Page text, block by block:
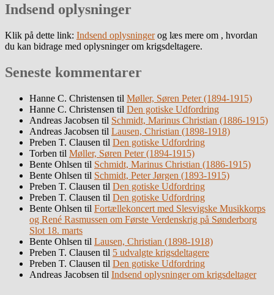
Indsend oplysninger
Klik på dette link: Indsend oplysningerog læs mere om , hvordan
du kan bidrage med oplysninger om krigsdeltagere.
Seneste kommentarer
Hanne C. Christensen til Møller, Søren Peter (1894-1915)
Hanne C. Christensen til Den gotiske Udfordring
Andreas Jacobsen til Schmidt, Marinus Christian (1886-1915)
Andreas Jacobsen til Lausen, Christian (1898-1918)
Preben T. Clausen til Den gotiske Udfordring
Torben til Møller, Søren Peter (1894-1915)
Bente Ohlsen til Schmidt, Marinus Christian (1886-1915)
Bente Ohlsen til Schmidt, Peter Jørgen (1893-1915)
Preben T. Clausen til Den gotiske Udfordring
Preben T. Clausen til Den gotiske Udfordring
Bente Ohlsen til Fortællekoncert med Slesvigske Musikkorps
og René Rasmussen om Første Verdenskrig på Sønderborg
Slot 18. marts
Bente Ohlsen til Lausen, Christian (1898-1918)
Preben T. Clausen til 5 udvalgte krigsdeltagere
Preben T. Clausen til Den gotiske Udfordring
Andreas Jacobsen til Indsend oplysninger om krigsdeltager